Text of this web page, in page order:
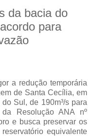
da bacia do
para
a redução temporária
de Santa Cecília, em
Sul, de 190m³/s para
Resolução ANA nº
e busca preservar os
equivalente